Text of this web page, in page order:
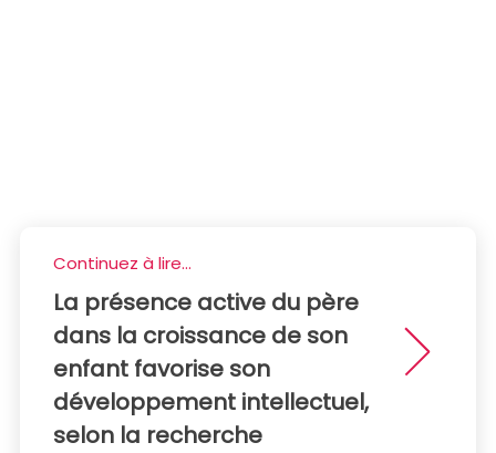
Continuez à lire...
La présence active du père
dans la croissance de son
enfant favorise son
développement intellectuel,
selon la recherche